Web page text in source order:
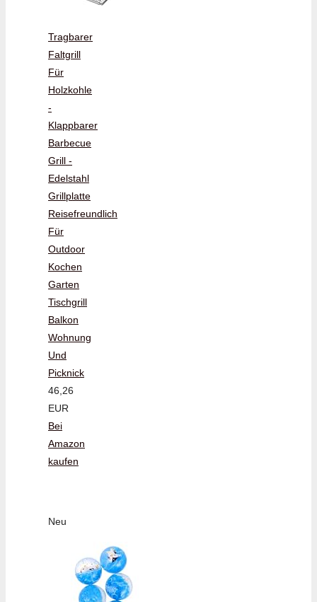
Tragbarer
Faltgrill
Für
Holzkohle
-
Klappbarer
Barbecue
Grill -
Edelstahl
Grillplatte
Reisefreundlich
Für
Outdoor
Kochen
Garten
Tischgrill
Balkon
Wohnung
Und
Picknick
46,26
EUR
Bei
Amazon
kaufen
Neu